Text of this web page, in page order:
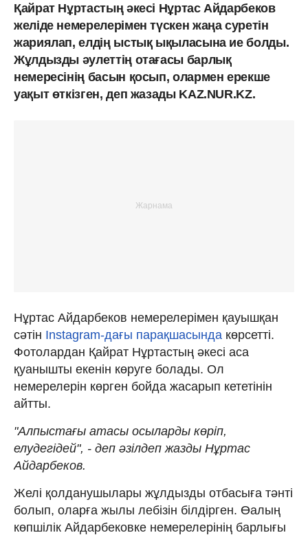
Қайрат Нұртастың әкесі Нұртас Айдарбеков
желіде немерелерімен түскен жаңа суретін
жариялап, елдің ыстық ықыласына ие болды.
Жұлдызды әулеттің отағасы барлық
немересінің басын қосып, олармен ерекше
уақыт өткізген, деп жазады KAZ.NUR.KZ.
Нұртас Айдарбеков немерелерімен қауышқан
сәтін Instagram-дағы парақшасында көрсетті.
Фотолардан Қайрат Нұртастың әкесі аса
қуанышты екенін көруге болады. Ол
немерелерін көрген бойда жасарып кететінін
айтты.
"Алпыстағы атасы осыларды көріп,
елудегідей", - деп әзілдеп жазды Нұртас
Айдарбеков.
Желі қолданушылары жұлдызды отбасыға тәнті
болып, оларға жылы лебізін білдірген. Өалың
көпшілік Айдарбековке немерелерінің барлығы